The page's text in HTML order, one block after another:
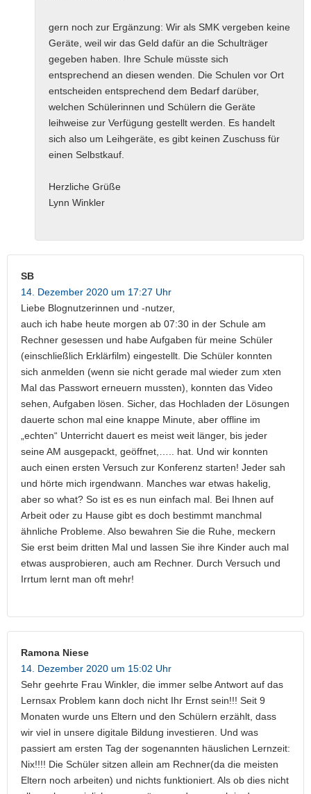
gern noch zur Ergänzung: Wir als SMK vergeben keine
Geräte, weil wir das Geld dafür an die Schulträger
gegeben haben. Ihre Schule müsste sich
entsprechend an diesen wenden. Die Schulen vor Ort
entscheiden entsprechend dem Bedarf darüber,
welchen Schülerinnen und Schülern die Geräte
leihweise zur Verfügung gestellt werden. Es handelt
sich also um Leihgeräte, es gibt keinen Zuschuss für
einen Selbstkauf.
Herzliche Grüße
Lynn Winkler
SB
14. Dezember 2020 um 17:27 Uhr
Liebe Blognutzerinnen und -nutzer,
auch ich habe heute morgen ab 07:30 in der Schule am
Rechner gesessen und habe Aufgaben für meine Schüler
(einschließlich Erklärfilm) eingestellt. Die Schüler konnten
sich anmelden (wenn sie nicht gerade mal wieder zum xten
Mal das Passwort erneuern mussten), konnten das Video
sehen, Aufgaben lösen. Sicher, das Hochladen der Lösungen
dauerte schon mal eine knappe Minute, aber offline im
„echten“ Unterricht dauert es meist weit länger, bis jeder
seine AM ausgepackt, geöffnet,….. hat. Und wir konnten
auch einen ersten Versuch zur Konferenz starten! Jeder sah
und hörte mich irgendwann. Manches war etwas hakelig,
aber so what? So ist es es nun einfach mal. Bei Ihnen auf
Arbeit oder zu Hause gibt es doch bestimmt manchmal
ähnliche Probleme. Also bewahren Sie die Ruhe, meckern
Sie erst beim dritten Mal und lassen Sie ihre Kinder auch mal
etwas ausprobieren, auch am Rechner. Durch Versuch und
Irrtum lernt man oft mehr!
Ramona Niese
14. Dezember 2020 um 15:02 Uhr
Sehr geehrte Frau Winkler, die immer selbe Antwort auf das
Lernsax Problem kann doch nicht Ihr Ernst sein!!! Seit 9
Monaten wurde uns Eltern und den Schülern erzählt, dass
wir viel in unsere digitale Bildung investieren. Und was
passiert am ersten Tag der sogenannten häuslichen Lernzeit:
Nix!!!! Die Schüler sitzen allein am Rechner(da die meisten
Eltern noch arbeiten) und nichts funktioniert. Als ob dies nicht